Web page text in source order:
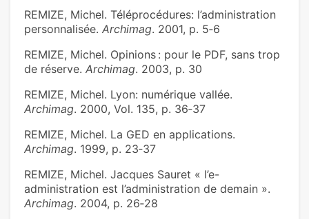
REMIZE, Michel. Téléprocédures: l’administration
personnalisée. Archimag. 2001, p. 5‑6
REMIZE, Michel. Opinions : pour le PDF, sans trop
de réserve. Archimag. 2003, p. 30
REMIZE, Michel. Lyon: numérique vallée.
Archimag. 2000, Vol. 135, p. 36‑37
REMIZE, Michel. La GED en applications.
Archimag. 1999, p. 23‑37
REMIZE, Michel. Jacques Sauret « l’e-
administration est l’administration de demain ».
Archimag. 2004, p. 26‑28